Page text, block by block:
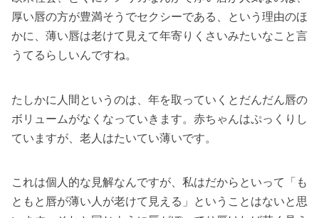
厚い唇の方が豊満そうでセクシーである、という理由のほ
かに、薄い唇は老けて見えて年寄りくさいみたいなこと言
うてるらしいんですね。
たしかに人間というのは、年を取っていくとだんだん唇の
ボリュームがなくなっていきます。赤ちゃんはぷっくりし
ていますが、老人はたいてい薄いです。
これは個人的な見解なんですが、私はだからといって「も
ともと唇が薄い人が老けて見える」ということはないと思